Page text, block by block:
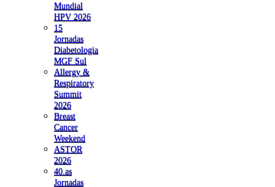
Mundial
HPV 2026
15
Jornadas
Diabetologia
MGF Sul
Allergy &
Respiratory
Summit
2026
Breast
Cancer
Weekend
ASTOR
2026
40.as
Jornadas